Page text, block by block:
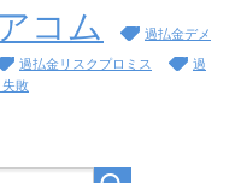
コム
過払金デメ
過払金リスクプロミス
過
失敗